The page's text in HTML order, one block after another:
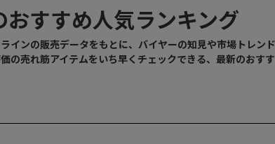
すすめ人気ランキング
インの販売データをもとに、バイヤーの知見や市場トレンド
の売れ筋アイテムをいち早くチェックできる、最新のおすす